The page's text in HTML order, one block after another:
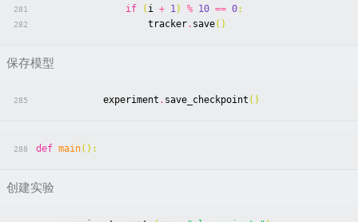
281 if ( i + 1) % 10 == 0:
282 tracker. save()
保存模型
285 experiment . save_checkpoint ()
288 def main():
创建实验